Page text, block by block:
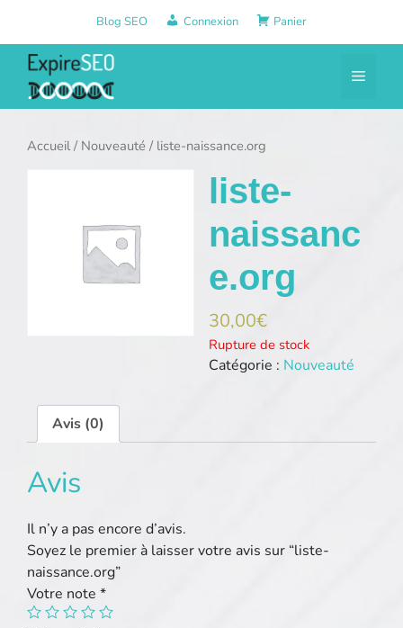
contenu
Blog SEO Connexion Panier
Menu
Accueil/ Nouveauté / liste-naissance.org
liste-
naissanc
e.org
30,00€
Rupture de stock
Catégorie : Nouveauté
Avis (0)
Avis
Il n’y a pas encore d’avis.
Soyez le premier à laisser votre avis sur “liste-
naissance.org”
Votre note *